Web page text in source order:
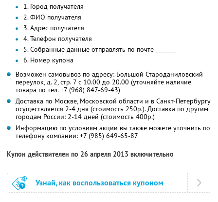
1. Город получателя
2. ФИО получателя
3. Адрес получателя
4. Телефон получателя
5. Собранные данные отправлять по почте _______
6. Номер купона
Возможен самовывоз по адресу: Большой Староданиловский
переулок, д. 2, стр. 7 с 10.00 до 20.00 (уточняйте наличие
товара по тел. +7 (968) 847-69-43)
Доставка по Москве, Московской области и в Санкт-Петербургу
осуществляется 2-4 дня (стоимость 250р.). Доставка по другим
городам России: 2-14 дней (стоимость 400р.)
Информацию по условиям акции вы также можете уточнить по
телефону компании: +7 (985) 649-65-87
Купон действителен по 26 апреля 2013 включительно
Узнай, как воспользоваться купоном